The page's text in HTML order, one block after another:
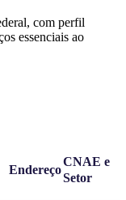
com perfil
essenciais ao
Endereço
CNAE e
Setor